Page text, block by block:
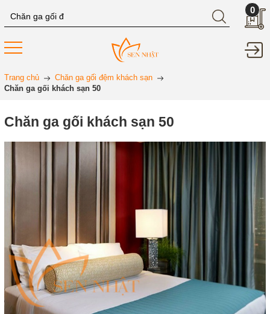
0
Trang chủ
Chăn ga gối đệm khách sạn
Chăn ga gối khách sạn 50
Chăn ga gối khách sạn 50